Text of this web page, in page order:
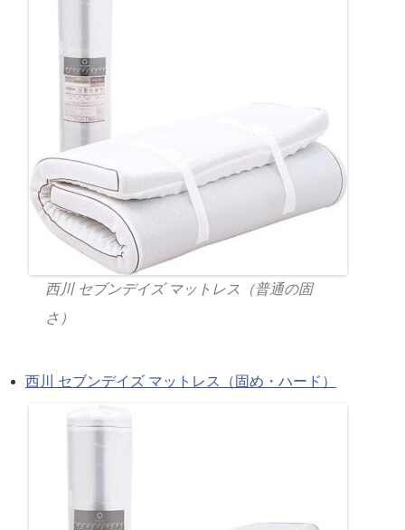
西川 セブンデイズ マットレス（普通の固
さ）
西川 セブンデイズ マットレス（固め・ハード）